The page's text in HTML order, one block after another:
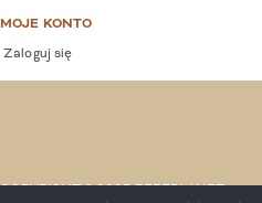
MOJE KONTO
Zaloguj się
COPYRIGHT © 2025 BEBEPLANET.